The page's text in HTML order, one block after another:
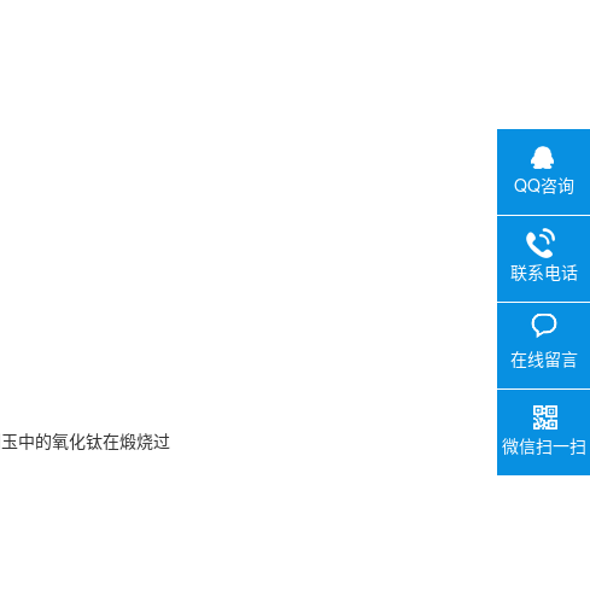
中的氧化钛在煅烧过
QQ咨询
联系电话
在线留言
微信扫一扫